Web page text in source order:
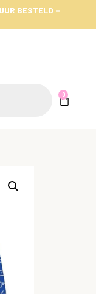
BESTELD =
0